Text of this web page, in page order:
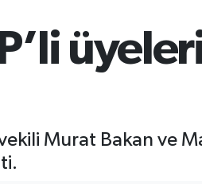
Murat Bakan ve